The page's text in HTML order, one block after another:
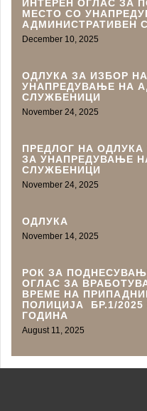
ИНТЕРЕН ОГЛАС ЗА
МЕСТО СО
АДМИНИСТРАТИВЕН
December 10, 2025
ОДЛУКА ЗА ИЗБОР
УНАПРЕДУВАЊЕ НА
СЛУЖБЕНИЦИ
November 24, 2025
ПРЕДЛОГ НА
ЗА УНАПРЕДУВАЊЕ
СЛУЖБЕНИЦИ
November 24, 2025
ОДЛУКА
November 14, 2025
РОК ЗА
ОГЛАС ЗА
ВРЕМЕ НА
ПОЛИЦИЈА БР.1/2025
ГОДИНА
August 11, 2025